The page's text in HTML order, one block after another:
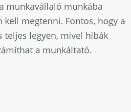
munkavállaló munkába
kell megtenni. Fontos, hogy a
teljes legyen, mivel hibák
a munkáltató.